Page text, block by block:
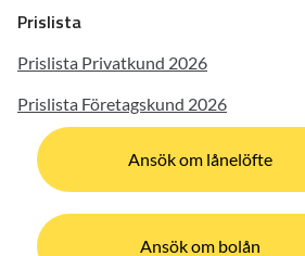
Prislista
Prislista Privatkund 2026
Prislista Företagskund 2026
Ansök om lånelöfte
Ansök om bolån